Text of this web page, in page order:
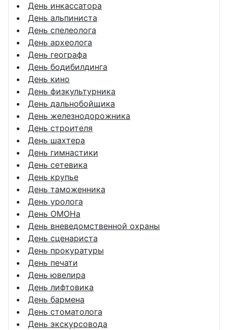
День инкассатора
День альпиниста
День спелеолога
День археолога
День географа
День бодибилдинга
День кино
День физкультурника
День дальнобойщика
День железнодорожника
День строителя
День шахтера
День гимнастики
День сетевика
День крупье
День таможенника
День уролога
День ОМОНа
День вневедомственной охраны
День сценариста
День прокуратуры
День печати
День ювелира
День лифтовика
День бармена
День стоматолога
День экскурсовода